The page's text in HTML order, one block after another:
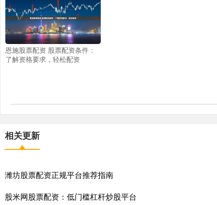
恩施股票配资 股票配资条件：
了解资格要求，轻松配资
相关更新
潍坊股票配资正规平台推荐指南
股米网股票配资：低门槛杠杆炒股平台